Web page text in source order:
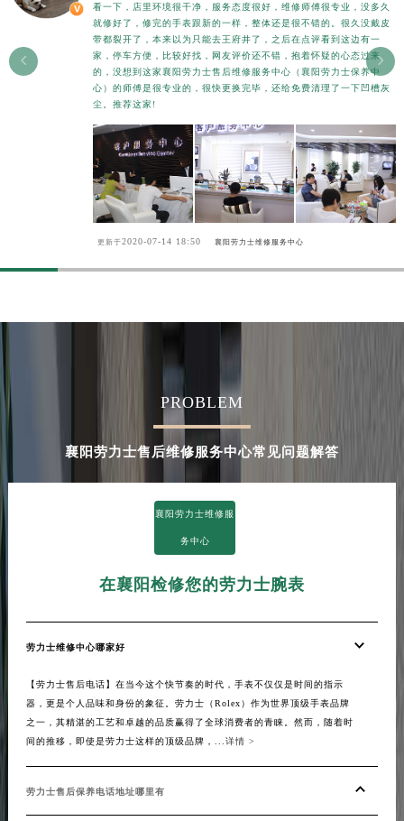
看一下，店里环境很干净，服务态度很好，维修师傅很专业，没多久
就修好了，修完的手表跟新的一样，整体还是很不错的。很久没戴皮
带都裂开了，本来以为只能去王府井了，之后在点评看到这边有一
家，停车方便，比较好找，网友评价还不错，抱着怀疑的心态过来
的，没想到这家襄阳劳力士售后维修服务中心（襄阳劳力士保养中
心）的师傅是很专业的，很快更换完毕，还给免费清理了一下凹槽灰
尘。推荐这家!
更新于2020-07-14 18:50 襄阳劳力士维修服务中心


PROBLEM
襄阳劳力士售后维修服务中心常见问题解答
襄阳劳力士维修服
务中心
在襄阳检修您的劳力士腕表
劳力士维修中心哪家好
【劳力士售后电话】在当今这个快节奏的时代，手表不仅仅是时间的指示
器，更是个人品味和身份的象征。劳力士（Rolex）作为世界顶级手表品牌
之一，其精湛的工艺和卓越的品质赢得了全球消费者的青睐。然而，随着时
间的推移，即使是劳力士这样的顶级品牌，... 详情 >
劳力士售后保养电话地址哪里有